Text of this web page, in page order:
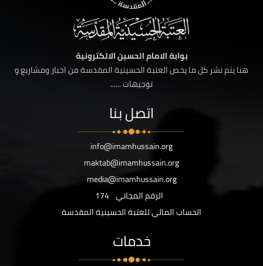
بوابة الامام الحسين الالكترونية
هنا يتم نشر كل ما يخص العتبة الحسينية المقدسة من اخبار ومشاريع و
توجيهات ......
اتصل بنا
info@imamhussain.org
maktab@imamhussain.org
media@imamhussain.org
الرقم المجاني 174
الحساب المالي للعتبة الحسينية المقدسة
خدمات